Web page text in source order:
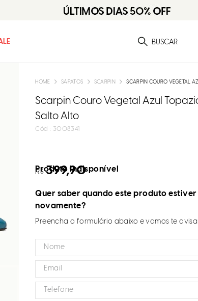
O que você está procurando?
SAPATOS SCARPIN SCARPIN COURO VEGETAL
Scarpin Couro Vegetal Azul
Salto Alto
: 3008341
R$ 399,90
Produto indisponível
Quer saber quando este produto estiver
novamente?
Preencha o formulário abaixo e vamos te